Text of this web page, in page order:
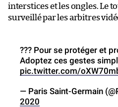
interstices et les ongles. Le
surveillé par les arbitres
?️?? Pour se protéger et
Adoptez ces gestes
pic.twitter.com/
— Paris Saint-Germain
2020